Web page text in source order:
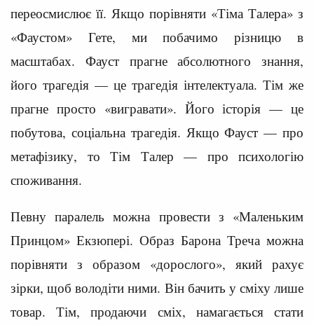
переосмислює її. Якщо порівняти «Тіма Талера» з
«Фаустом» Гете, ми побачимо різницю в
масштабах. Фауст прагне абсолютного знання,
його трагедія — це трагедія інтелектуала. Тім же
прагне просто «вигравати». Його історія — це
побутова, соціальна трагедія. Якщо Фауст — про
метафізику, то Тім Талер — про психологію
споживання.
Певну паралель можна провести з «Маленьким
Принцом» Екзюпері. Образ Барона Треча можна
порівняти з образом «дорослого», який рахує
зірки, щоб володіти ними. Він бачить у сміху лише
товар. Тім, продаючи сміх, намагається стати